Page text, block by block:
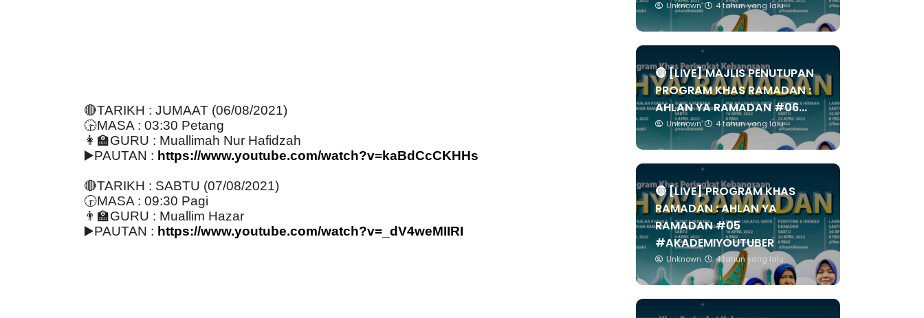
🔴TARIKH : JUMAAT (06/08/2021)
🕞MASA : 03:30 Petang
👩GURU : Muallimah Nur Hafidzah
▶️PAUTAN : https://www.youtube.com/watch?v=kaBdCcCKHHs
🔴TARIKH : SABTU (07/08/2021)
🕞MASA : 09:30 Pagi
👨GURU : Muallim Hazar
▶️PAUTAN : https://www.youtube.com/watch?v=_dV4weMIIRI
Unknown 4 tahun yang lalu
🔴 [LIVE] MAJLIS PENUTUPAN
PROGRAM KHAS RAMADAN :
AHLAN YA RAMADAN #06...
Unknown 4 tahun yang lalu
🔴 [LIVE] PROGRAM KHAS
RAMADAN : AHLAN YA
RAMADAN #05
#AKADEMIYOUTUBER
Unknown 4 tahun yang lalu